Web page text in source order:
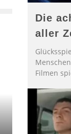
Die
aller
Filmen